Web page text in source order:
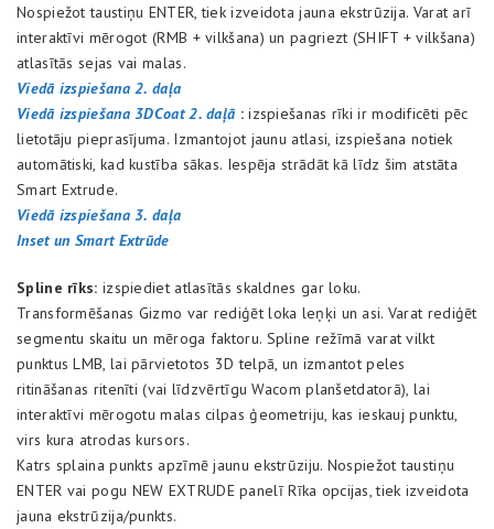
Nospiežot taustiņu ENTER, tiek izveidota jauna ekstrūzija. Varat arī
interaktīvi mērogot (RMB + vilkšana) un pagriezt (SHIFT + vilkšana)
atlasītās sejas vai malas.
Viedā izspiešana 2. daļa
Viedā izspiešana 3DCoat 2. daļā :izspiešanas rīki ir modificēti pēc
lietotāju pieprasījuma. Izmantojot jaunu atlasi, izspiešana notiek
automātiski, kad kustība sākas. Iespēja strādāt kā līdz šim atstāta
Smart Extrude.
Viedā izspiešana 3. daļa
Inset un Smart Extrūde
Spline rīks: izspiediet atlasītās skaldnes gar loku.
Transformēšanas Gizmo var rediģēt loka leņķi un asi. Varat rediģēt
segmentu skaitu un mēroga faktoru. Spline režīmā varat vilkt
punktus LMB, lai pārvietotos 3D telpā, un izmantot peles
ritināšanas ritenīti (vai līdzvērtīgu Wacom planšetdatorā), lai
interaktīvi mērogotu malas cilpas ģeometriju, kas ieskauj punktu,
virs kura atrodas kursors.
Katrs splaina punkts apzīmē jaunu ekstrūziju. Nospiežot taustiņu
ENTER vai pogu NEW EXTRUDE panelī Rīka opcijas, tiek izveidota
jauna ekstrūzija/punkts.